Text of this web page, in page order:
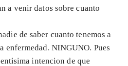
a venir datos sobre cuanto
de saber cuanto tenemos a
enfermedad. NINGUNO. Pues
intencion de que